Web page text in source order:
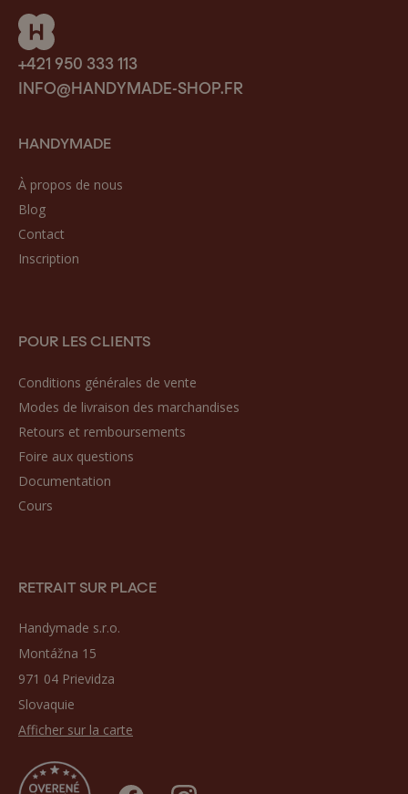
+421 950 333 113
INFO@HANDYMADE-SHOP.FR
HANDYMADE
À propos de nous
Blog
Contact
Inscription
POUR LES CLIENTS
Conditions générales de vente
Modes de livraison des marchandises
Retours et remboursements
Foire aux questions
Documentation
Cours
RETRAIT SUR PLACE
Handymade s.r.o.
Montážna 15
971 04 Prievidza
Slovaquie
Afficher sur la carte